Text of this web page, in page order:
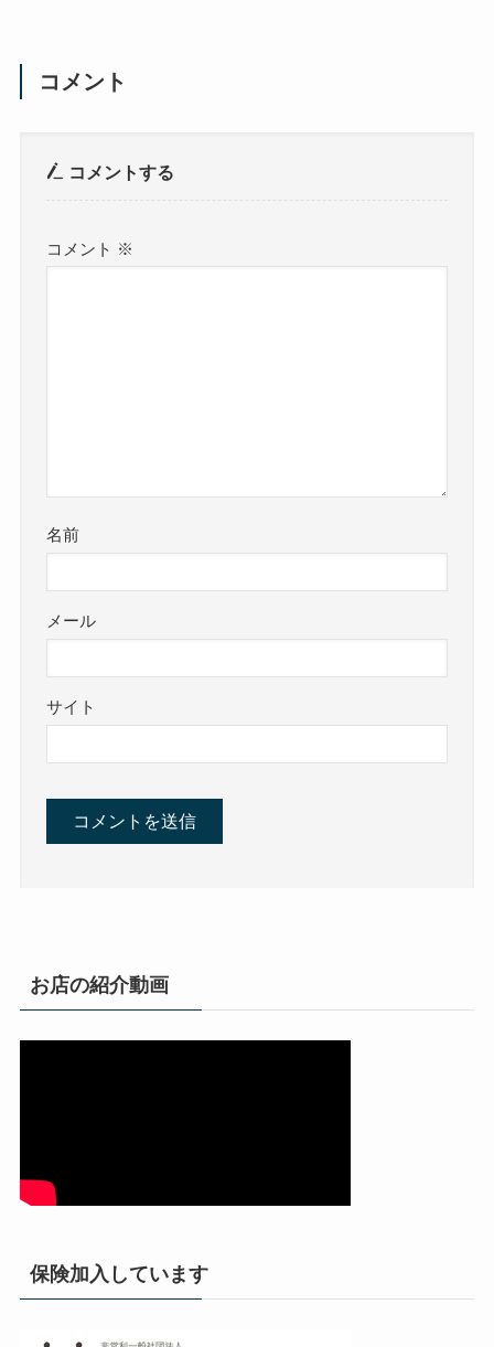
コメント
コメントする
コメント ※
名前
メール
サイト
お店の紹介動画
保険加入しています